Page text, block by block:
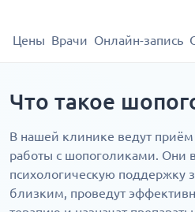
Цены Врачи Онлайн-запись
Что такое
В нашей клинике ведут
работы с шопоголиками. Они
психологическую поддержку
близким, проведут